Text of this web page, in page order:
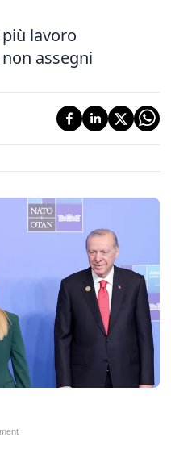
lavoro
assegni